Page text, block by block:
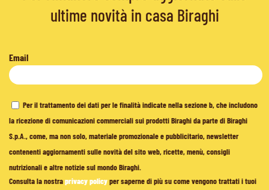
ultime novità in casa Biraghi
Email
Per il trattamento dei dati per le finalità indicate nella sezione b, che includono
la ricezione di comunicazioni commerciali sui prodotti Biraghi da parte di Biraghi
S.p.A., come, ma non solo, materiale promozionale e pubblicitario, newsletter
contenenti aggiornamenti sulle novità del sito web, ricette, menù, consigli
nutrizionali e altre notizie sul mondo Biraghi.
Consulta la nostraprivacy policyper saperne di più su come vengono trattati i tuoi